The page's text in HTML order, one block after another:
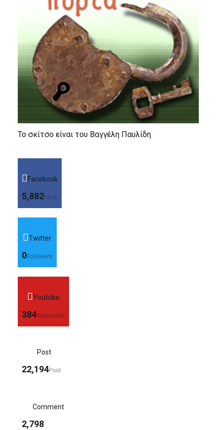
Το σκίτσο είναι του Βαγγέλη Παυλίδη
Facebook
5,882Fans
Twitter
0Followers
Youtube
384Subscriber
Post
22,194Post
Comment
2,798